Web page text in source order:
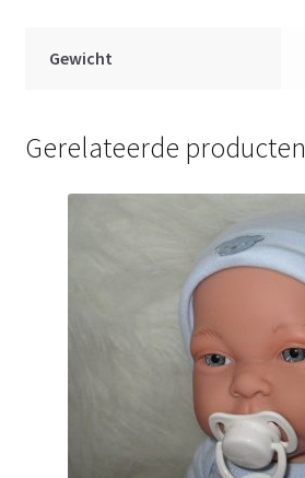
Gewicht
Gerelateerde producten